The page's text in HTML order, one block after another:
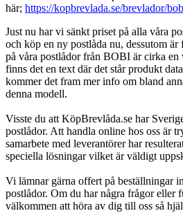
här; https://kopbrevlada.se/brevlador/
Just nu har vi sänkt priset på alla våra
och köp en ny postlåda nu, dessutom
på våra postlådor från BOBI är cirka en
finns det en text där det står produkt
kommer det fram mer info om bland
denna modell.
Visste du att KöpBrevlåda.se har
postlådor. Att handla online hos oss är
samarbete med leverantörer har
speciella lösningar vilket är väldigt
Vi lämnar gärna offert på beställningar
postlådor. Om du har några frågor eller
välkommen att höra av dig till oss så